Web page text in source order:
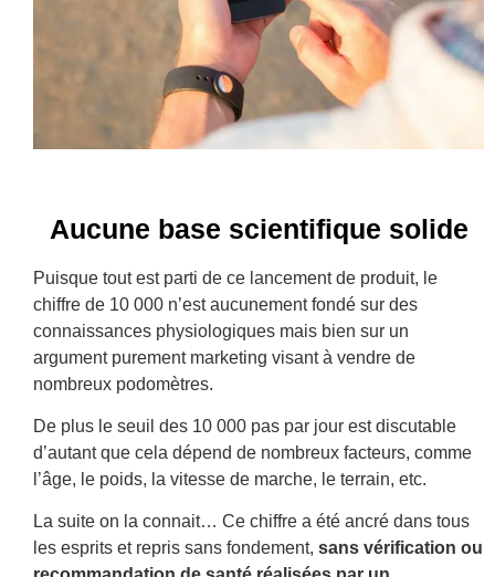
Aucune base scientifique solide
Puisque tout est parti de ce lancement de produit, le
chiffre de 10 000 n’est aucunement fondé sur des
connaissances physiologiques mais bien sur un
argument purement marketing visant à vendre de
nombreux podomètres.
De plus le seuil des 10 000 pas par jour est discutable
d’autant que cela dépend de nombreux facteurs, comme
l’âge, le poids, la vitesse de marche, le terrain, etc.
La suite on la connait… Ce chiffre a été ancré dans tous
les esprits et repris sans fondement, sans vérification ou